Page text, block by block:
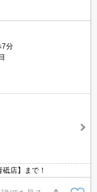
7分
店】まで！